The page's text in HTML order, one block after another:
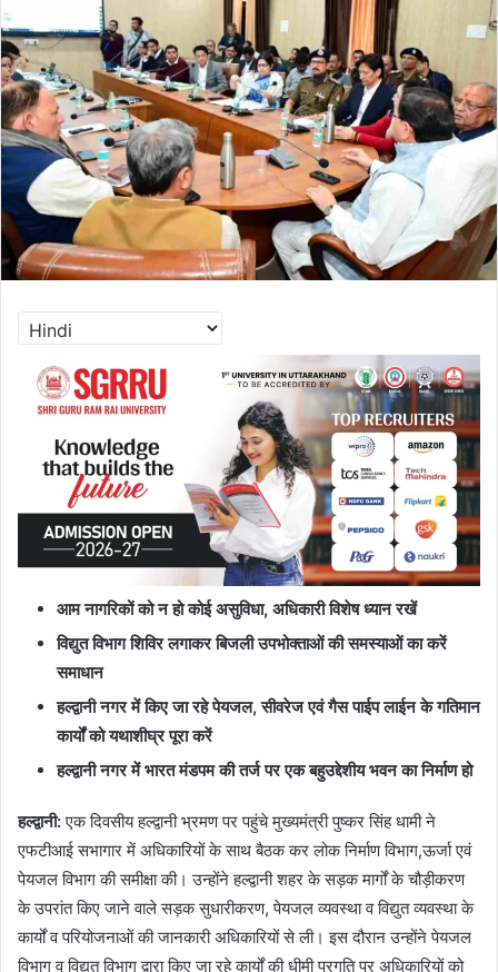
आम नागरिकों को न हो कोई असुविधा, अधिकारी विशेष ध्यान रखें
विद्युत विभाग शिविर लगाकर बिजली उपभोक्ताओं की समस्याओं का करें
समाधान
हल्द्वानी नगर में किए जा रहे पेयजल, सीवरेज एवं गैस पाईप लाईन के गतिमान
कार्यों को यथाशीघ्र पूरा करें
हल्द्वानी नगर में भारत मंडपम की तर्ज पर एक बहुउद्देशीय भवन का निर्माण हो
हल्द्वानी:एक दिवसीय हल्द्वानी भ्रमण पर पहुंचे मुख्यमंत्री पुष्कर सिंह धामी ने
एफटीआई सभागार में अधिकारियों के साथ बैठक कर लोक निर्माण विभाग,ऊर्जा एवं
पेयजल विभाग की समीक्षा की। उन्होंने हल्द्वानी शहर के सड़क मार्गों के चौड़ीकरण
के उपरांत किए जाने वाले सड़क सुधारीकरण, पेयजल व्यवस्था व विद्युत व्यवस्था के
कार्यों व परियोजनाओं की जानकारी अधिकारियों से ली। इस दौरान उन्होंने पेयजल
विभाग व विद्युत विभाग द्वारा किए जा रहे कार्यों की धीमी प्रगति पर अधिकारियों को